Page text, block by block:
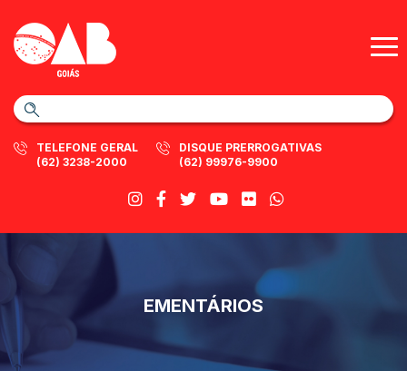
TELEFONE GERAL
(62) 3238-2000
DISQUE PRERROGATIVAS
(62) 99976-9900
EMENTÁRIOS